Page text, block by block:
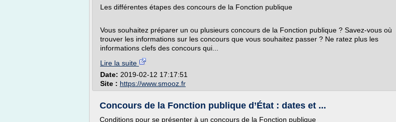
Les différentes étapes des concours de la Fonction publique
Vous souhaitez préparer un ou plusieurs concours de la Fonction publique ? Savez-vous où
trouver les informations sur les concours que vous souhaitez passer ? Ne ratez plus les
informations clefs des concours qui...
Lire la suite
Date: 2019-02-12 17:17:51
Site : https://www.smooz.fr
Concours de la Fonction publique d’État : dates et ...
Conditions pour se présenter à un concours de la Fonction publique